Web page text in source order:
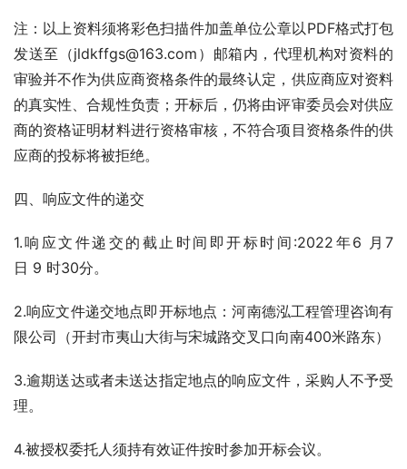
注：以上资料须将彩色扫描件加盖单位公章以PDF格式打包
发送至（jldkffgs@163.com）邮箱内，代理机构对资料的
审验并不作为供应商资格条件的最终认定，供应商应对资料
的真实性、合规性负责；开标后，仍将由评审委员会对供应
商的资格证明材料进行资格审核，不符合项目资格条件的供
应商的投标将被拒绝。
四、响应文件的递交
1.响应文件递交的截止时间即开标时间:2022年6 月7
日 9 时30分。
2.响应文件递交地点即开标地点：河南德泓工程管理咨询有
限公司（开封市夷山大街与宋城路交叉口向南400米路东）
3.逾期送达或者未送达指定地点的响应文件，采购人不予受
理。
4.被授权委托人须持有效证件按时参加开标会议。